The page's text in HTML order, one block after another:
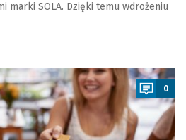
marki SOLA. Dzięki temu wdrożeniu
0